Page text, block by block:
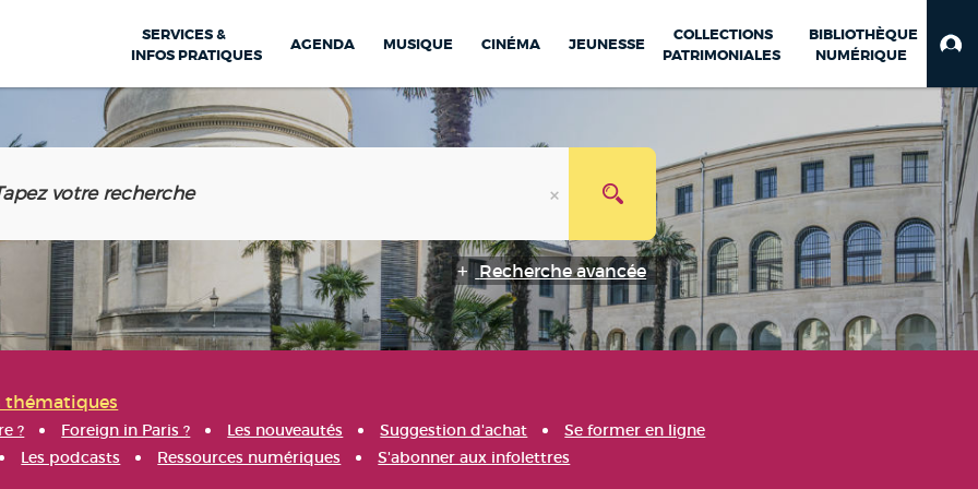
SERVICES &
INFOS PRATIQUES
AGENDA MUSIQUE CINÉMA JEUNESSE
COLLECTIONS
PATRIMONIALES
BIBLIOTHÈQUE
NUMÉRIQUE
Recherche avancée
thématiques
? Foreign in Paris ? Les nouveautés Suggestion d'achat
Se former en ligne
Les podcasts Ressources numériques S'abonner aux infolettres